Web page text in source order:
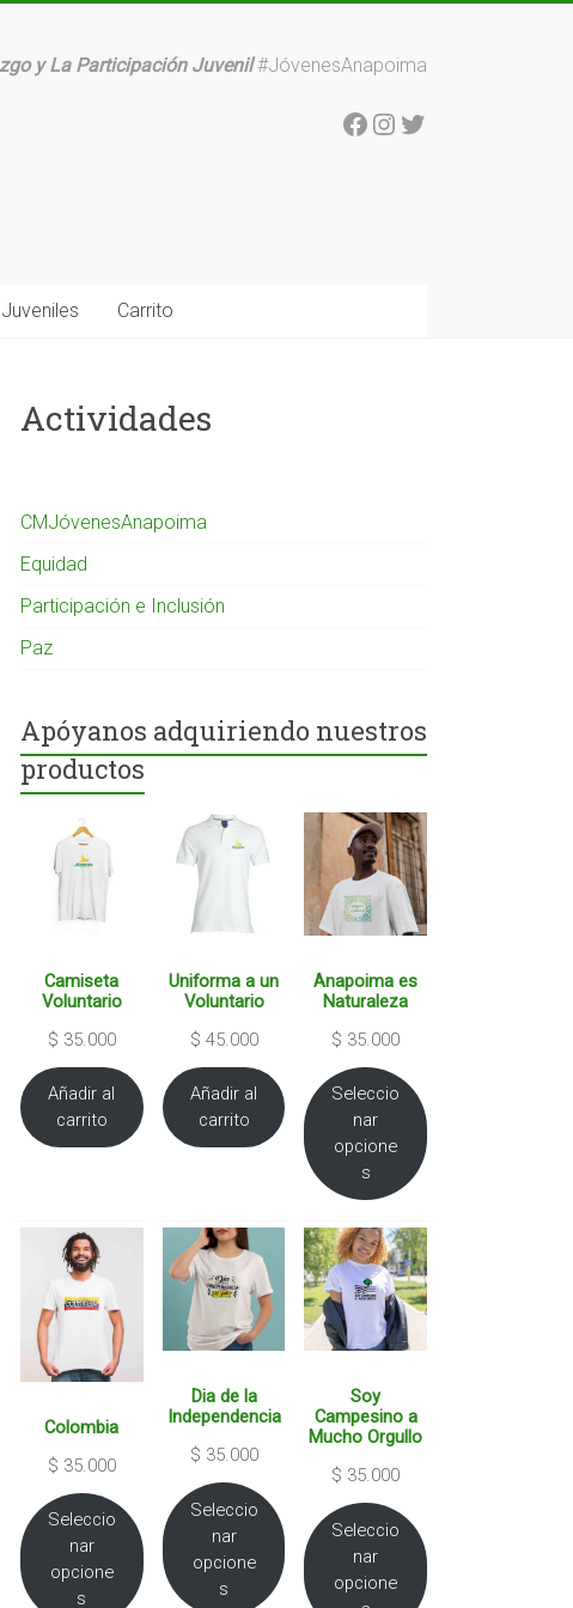
y La Participación Juvenil#JóvenesAnapoima
Facebook
Instagram
Twitter
Carrito
Actividades
CMJóvenesAnapoima
Equidad
Participación e Inclusión
Paz
Apóyanos adquiriendo nuestros
productos
Camiseta
Voluntario
$ 35.000
Añadir al
carrito
Uniforma a un
Voluntario
$ 45.000
Añadir al
carrito
Anapoima es
Naturaleza
$ 35.000
Seleccio
nar
opcione
s
Colombia
$ 35.000
Seleccio
nar
opcione
s
Dia de la
Independencia
$ 35.000
Seleccio
nar
opcione
s
Soy
Campesino a
Mucho Orgullo
$ 35.000
Seleccio
nar
opcione